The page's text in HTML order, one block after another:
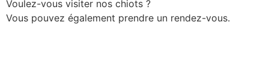
Voulez-vous visiter nos chiots ?
Vous pouvez également prendre un rendez-vous.